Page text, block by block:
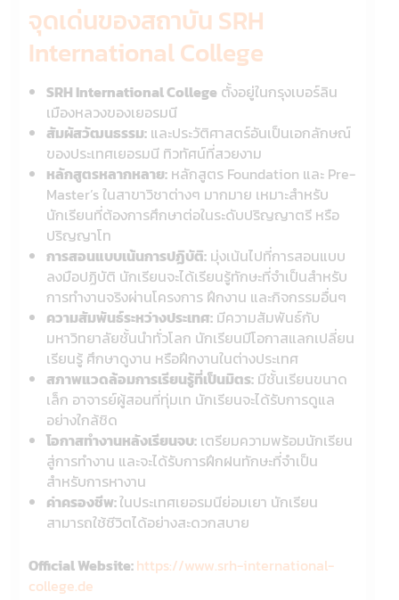
จุดเด่นของสถาบัน SRH
International College
SRH International College ตั้งอยู่ในกรุงเบอร์ลิน
เมืองหลวงของเยอรมนี
สัมผัสวัฒนธรรม: และประวัติศาสตร์อันเป็นเอกลักษณ์
ของประเทศเยอรมนี ทิวทัศน์ที่สวยงาม
หลักสูตรหลากหลาย: หลักสูตร Foundation และ Pre-
Master’s ในสาขาวิชาต่างๆ มากมาย เหมาะสำหรับ
นักเรียนที่ต้องการศึกษาต่อในระดับปริญญาตรี หรือ
ปริญญาโท
การสอนแบบเน้นการปฏิบัติ: มุ่งเน้นไปที่การสอนแบบ
ลงมือปฏิบัติ นักเรียนจะได้เรียนรู้ทักษะที่จำเป็นสำหรับ
การทำงานจริงผ่านโครงการ ฝึกงาน และกิจกรรมอื่นๆ
ความสัมพันธ์ระหว่างประเทศ: มีความสัมพันธ์กับ
มหาวิทยาลัยชั้นนำทั่วโลก นักเรียนมีโอกาสแลกเปลี่ยน
เรียนรู้ ศึกษาดูงาน หรือฝึกงานในต่างประเทศ
สภาพแวดล้อมการเรียนรู้ที่เป็นมิตร: มีชั้นเรียนขนาด
เล็ก อาจารย์ผู้สอนที่ทุ่มเท นักเรียนจะได้รับการดูแล
อย่างใกล้ชิด
โอกาสทำงานหลังเรียนจบ: เตรียมความพร้อมนักเรียน
สู่การทำงาน และจะได้รับการฝึกฝนทักษะที่จำเป็น
สำหรับการหางาน
ค่าครองชีพ:ในประเทศเยอรมนีย่อมเยา นักเรียน
สามารถใช้ชีวิตได้อย่างสะดวกสบาย
Official Website:https://www.srh-international-
college.de